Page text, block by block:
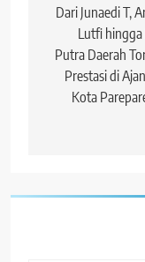
pos
Dari Junaedi T,
Lutfi hingga
Putra Daerah
Prestasi di
Kota